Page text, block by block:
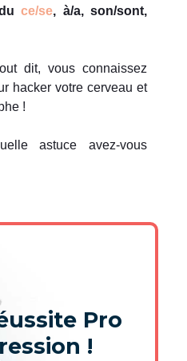
ce/se, à/a, son/sont,
dit, vous connaissez
hacker votre cerveau et
!
astuce avez-vous
Pro
!